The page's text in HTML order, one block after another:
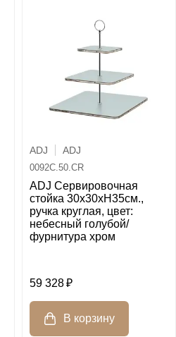
ADJ ADJ
0092C.50.CR
ADJ Сервировочная
стойка 30x30xH35см.,
ручка круглая, цвет:
небесный голубой/
фурнитура хром
59 328